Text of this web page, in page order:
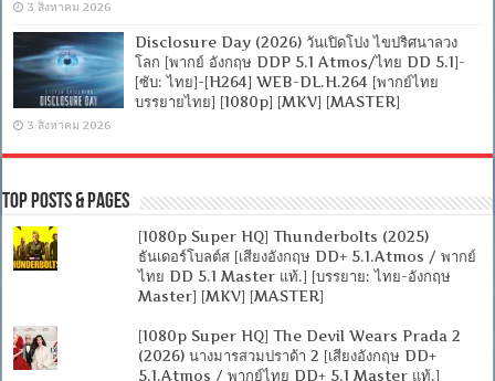
3 สิงหาคม 2026
Disclosure Day (2026) วันเปิดโปง ไขปริศนาลวง
โลก [พากย์ อังกฤษ DDP 5.1 Atmos/ไทย DD 5.1]-
[ซับ: ไทย]-[H264] WEB-DL.H.264 [พากย์ไทย
บรรยายไทย] [1080p] [MKV] [MASTER]
3 สิงหาคม 2026
Top Posts & Pages
[1080p Super HQ] Thunderbolts (2025)
ธันเดอร์โบลต์ส [เสียงอังกฤษ DD+ 5.1.Atmos / พากย์
ไทย DD 5.1 Master แท้.] [บรรยาย: ไทย-อังกฤษ
Master] [MKV] [MASTER]
[1080p Super HQ] The Devil Wears Prada 2
(2026) นางมารสวมปราด้า 2 [เสียงอังกฤษ DD+
5.1.Atmos / พากย์ไทย DD+ 5.1 Master แท้.]